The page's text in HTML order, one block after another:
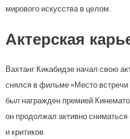
мирового искусства в целом.
Актерская
Вахтанг Кикабидзе начал свою
снялся в фильме «Место встречи
был награжден премией
он продолжал активно
и критиков.